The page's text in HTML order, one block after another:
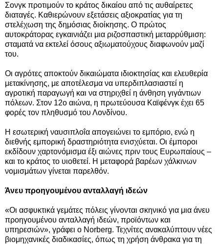
Σονγκ προτιμούν το κράτος δικαίου από τις αυθαίρετες
διαταγές. Καθιερώνουν εξετάσεις αξιοκρατίας για τη
στελέχωση της δημόσιας διοίκησης. Ο πρώτος
αυτοκράτορας εγκαινιάζει μια ριζοσπαστική μεταρρύθμιση:
σταματά να εκτελεί όσους αξιωματούχους διαφωνούν μαζί
του.
Οι αγρότες αποκτούν δικαιώματα ιδιοκτησίας και ελευθερία
μετακίνησης, με αποτέλεσμα να υπερδιπλασιαστεί η
αγροτική παραγωγή και να στηριχθεί η άνθηση γιγάντιων
πόλεων. Στον 12ο αιώνα, η πρωτεύουσα Καϊφένγκ έχει 65
φορές τον πληθυσμό του Λονδίνου.
Η εσωτερική ναυσιπλοΐα απογειώνει το εμπόριο, ενώ η
διεθνής εμπορική δραστηριότητα ενισχύεται. Οι έμποροι
εκδίδουν χαρτονόμισμα έξι αιώνες πριν τους Ευρωπαίους –
και το κράτος το υιοθετεί. Η μεταφορά βαρέων χάλκινων
νομισμάτων γίνεται παρελθόν.
Άνευ προηγουμένου ανταλλαγή ιδεών
«Οι ασφυκτικά γεμάτες πόλεις γίνονται σκηνικό για μια άνευ
προηγουμένου ανταλλαγή ιδεών, προϊόντων και
υπηρεσιών», γράφει ο Norberg. Τεχνίτες ανακαλύπτουν νέες
βιομηχανικές διαδικασίες, όπως τη χρήση άνθρακα για τη